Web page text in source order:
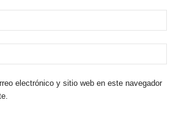
electrónico y sitio web en este navegador